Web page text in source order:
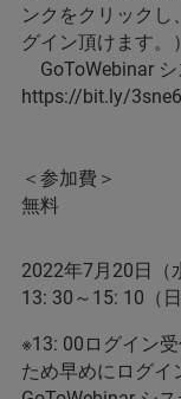
ンクをクリックし
グイン頂けます。）
GoToWebinar
https://bit.ly/
＜参加費＞
無料
2022年7月20日（
13: 30～15: 10（日
※13: 00ログイン
ため早めにログイ